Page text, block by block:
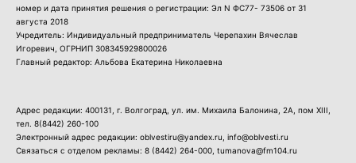
номер и дата принятия решения о регистрации: Эл N ФС77- 73506 от 31
августа 2018
Учредитель: Индивидуальный предприниматель Черепахин Вячеслав
Игоревич, ОГРНИП 308345929800026
Главный редактор: Альбова Екатерина Николаевна
Адрес редакции: 400131, г. Волгоград, ул. им. Михаила Балонина, 2А, пом XIII,
тел. 8(8442) 260-100
Электронный адрес редакции: oblvestiru@yandex.ru, info@oblvesti.ru
Связаться с отделом рекламы: 8 (8442) 264-000 , tumanova@fm104.ru